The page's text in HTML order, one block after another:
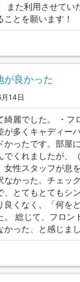
また利用させてい
とを願います！
が良かった
14日
綺麗でした。 ・フ
が多くキャディー
かったです。部屋
でくれましたが、
女性スタッフが息
なかった。チェッ
、とてもとてもシ
良くなく、「何を
。 総じて、フロン
った、と感じまし